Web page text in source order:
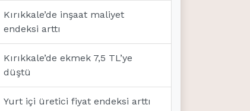
Kırıkkale’de inşaat maliyet
endeksi arttı
Kırıkkale’de ekmek 7,5 TL’ye
düştü
Yurt içi üretici fiyat endeksi arttı